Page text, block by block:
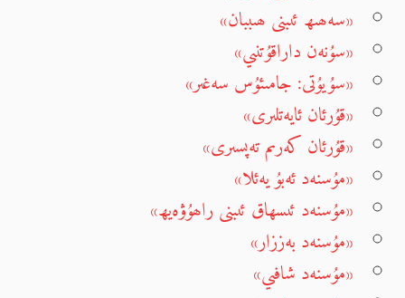
«سەھىھ ئىبنى ھىببان»
«سۇنەن داراقۇتنىي»
«سۇيۇتى: جامىئۇس سەغىر»
«قۇرئان ئايەتلىرى»
«قۇرئان كەرىم تەپسىرى»
«مۇسنەد ئەبۇ يەئلا»
«مۇسنەد ئىسھاق ئىبنى راھۇۋەيھ»
«مۇسنەد بەززار»
«مۇسنەد شافىي»